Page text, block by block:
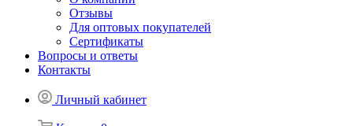
Отзывы
Для оптовых покупателей
Сертификаты
Вопросы и ответы
Контакты
Личный кабинет